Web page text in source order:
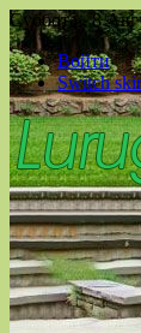
Суббота , 8
Войти
Switch